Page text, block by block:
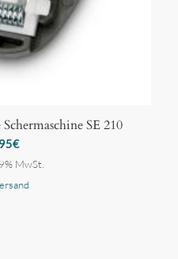
SE 210
€
MwSt.